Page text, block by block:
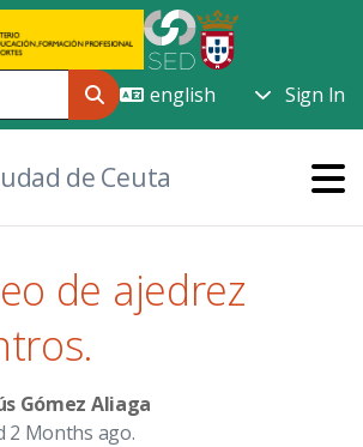
Sign In
de Ceuta
de ajedrez
Gómez Aliaga
2 Months ago.